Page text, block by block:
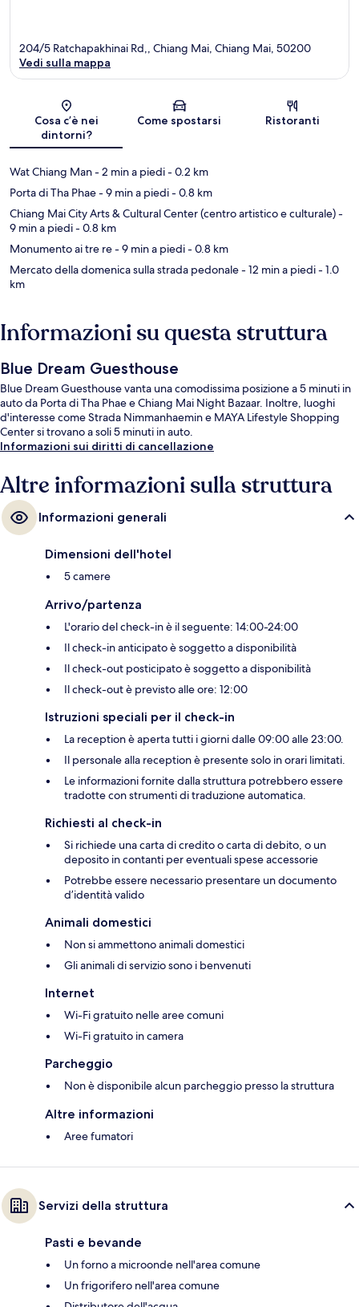
Mappa
204/5 Ratchapakhinai Rd,, Chiang Mai, Chiang Mai, 50200
Vedi sulla mappa
Cosa c’è nei
dintorni?
Come spostarsi Ristoranti
Wat Chiang Man- 2 min a piedi- 0.2 km
Porta di Tha Phae- 9 min a piedi- 0.8 km
Chiang Mai City Arts & Cultural Center (centro artistico e culturale)-
9 min a piedi- 0.8 km
Monumento ai tre re- 9 min a piedi- 0.8 km
Mercato della domenica sulla strada pedonale- 12 min a piedi- 1.0
km
Informazioni su questa struttura
Blue Dream Guesthouse
Blue Dream Guesthouse vanta una comodissima posizione a 5 minuti in
auto da Porta di Tha Phae e Chiang Mai Night Bazaar. Inoltre, luoghi
d'interesse come Strada Nimmanhaemin e MAYA Lifestyle Shopping
Center si trovano a soli 5 minuti in auto.
Informazioni sui diritti di cancellazione
Altre informazioni sulla struttura
Informazioni generali
Dimensioni dell'hotel
5 camere
Arrivo/partenza
L'orario del check-in è il seguente: 14:00-24:00
Il check-in anticipato è soggetto a disponibilità
Il check-out posticipato è soggetto a disponibilità
Il check-out è previsto alle ore: 12:00
Istruzioni speciali per il check-in
La reception è aperta tutti i giorni dalle 09:00 alle 23:00.
Il personale alla reception è presente solo in orari limitati.
Le informazioni fornite dalla struttura potrebbero essere
tradotte con strumenti di traduzione automatica.
Richiesti al check-in
Si richiede una carta di credito o carta di debito, o un
deposito in contanti per eventuali spese accessorie
Potrebbe essere necessario presentare un documento
d’identità valido
Animali domestici
Non si ammettono animali domestici
Gli animali di servizio sono i benvenuti
Internet
Wi-Fi gratuito nelle aree comuni
Wi-Fi gratuito in camera
Parcheggio
Non è disponibile alcun parcheggio presso la struttura
Altre informazioni
Aree fumatori
Servizi della struttura
Pasti e bevande
Un forno a microonde nell'area comune
Un frigorifero nell'area comune